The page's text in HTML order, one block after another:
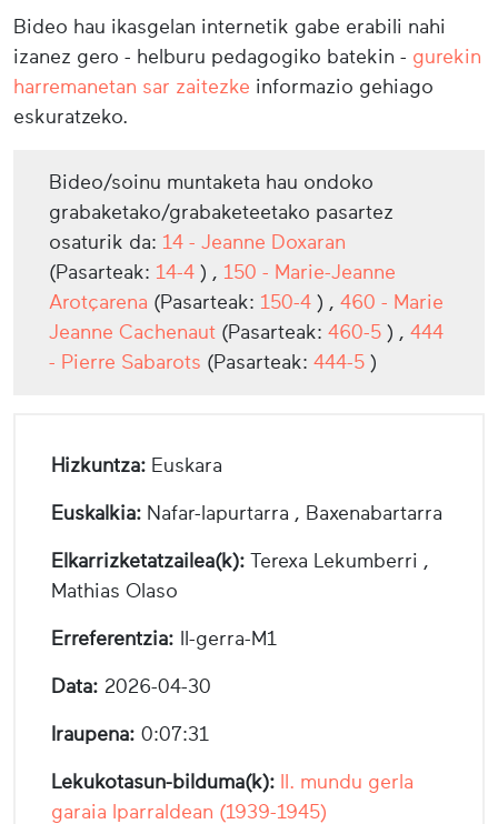
Bideo hau ikasgelan internetik gabe erabili nahi
izanez gero - helburu pedagogiko batekin - gurekin
harremanetan sar zaitezke informazio gehiago
eskuratzeko.
Bideo/soinu muntaketa hau ondoko
grabaketako/grabaketeetako pasartez
osaturik da: 14 - Jeanne Doxaran
(Pasarteak: 14-4 ) , 150 - Marie-­Jeanne
Arotçarena (Pasarteak: 150-4 ) , 460 - Marie
Jeanne Cachenaut (Pasarteak: 460-5 ) , 444
- Pierre Sabarots (Pasarteak: 444-5 )
Hizkuntza: Euskara
Euskalkia: Nafar-lapurtarra , Baxenabartarra
Elkarrizketatzailea(k): Terexa Lekumberri ,
Mathias Olaso
Erreferentzia: II-gerra-M1
Data: 2026-04-30
Iraupena: 0:07:31
Lekukotasun-bilduma(k): II. mundu gerla
garaia Iparraldean (1939-1945)